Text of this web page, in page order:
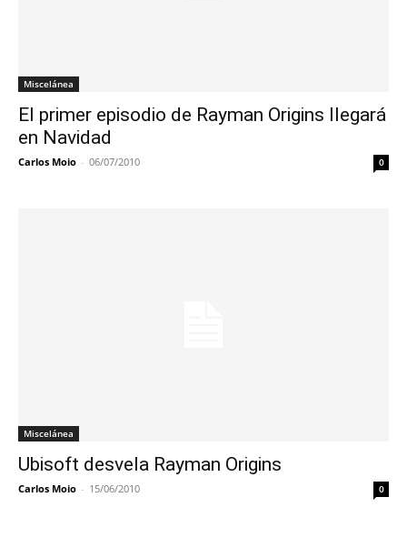
Miscelánea
El primer episodio de Rayman Origins llegará
en Navidad
Carlos Moio - 06/07/2010 0
Miscelánea
Ubisoft desvela Rayman Origins
Carlos Moio - 15/06/2010 0